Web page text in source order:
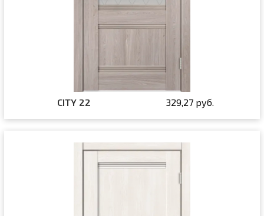
CITY 22 329,27 руб.